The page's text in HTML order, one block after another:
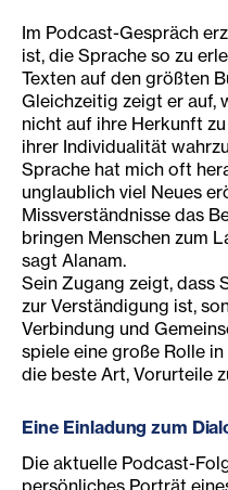
Im Podcast-Gespräch
ist, die Sprache so zu
Texten auf den größten
Gleichzeitig zeigt er auf,
nicht auf ihre Herkunft
ihrer Individualität
Sprache hat mich oft
unglaublich viel Neues
Missverständnisse das
bringen Menschen zum
sagt Alanam.
Sein Zugang zeigt, dass
zur Verständigung ist,
Verbindung und
spiele eine große Rolle
die beste Art, Vorurteile
Eine Einladung zum
Die aktuelle Podcast-